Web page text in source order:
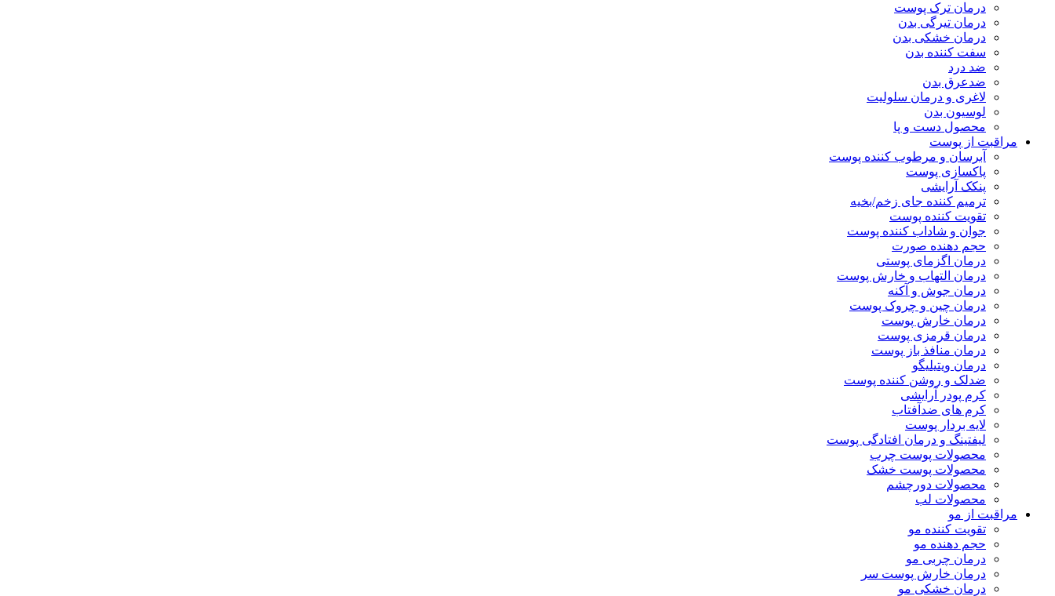
درمان ترک پوست
درمان تیرگی بدن
درمان خشکی بدن
سفت کننده بدن
ضد درد
ضدعرق بدن
لاغری و درمان سلولیت
لوسیون بدن
محصول دست و پا
مراقبت از پوست
آبرسان و مرطوب کننده پوست
پاکسازی پوست
پنکک آرایشی
ترمیم کننده جای زخم/بخیه
تقویت کننده پوست
جوان و شاداب کننده پوست
حجم دهنده صورت
درمان اگزمای پوستی
درمان التهاب و خارش پوست
درمان جوش و آکنه
درمان چین و چروک پوست
درمان خارش پوست
درمان قرمزی پوست
درمان منافذ باز پوست
درمان ویتیلیگو
ضدلک و روشن کننده پوست
کرم پودر آرایشی
کرم های ضدآفتاب
لایه بردار پوست
لیفتینگ و درمان افتادگی پوست
محصولات پوست چرب
محصولات پوست خشک
محصولات دورچشم
محصولات لب
مراقبت از مو
تقویت کننده مو
حجم دهنده مو
درمان چربی مو
درمان خارش پوست سر
درمان خشکی مو